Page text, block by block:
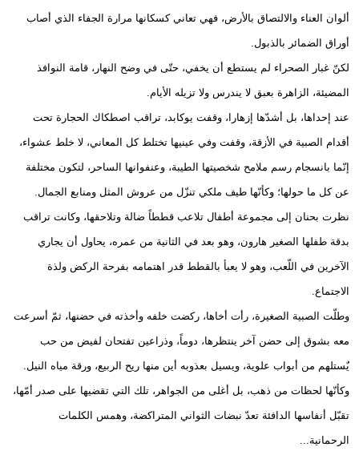
ألوان العناء والالتصاق بالأرض، فهي تعاني كسكانها مرارة الجفاء الذي أصاب
أوراق الضمائر بالذبول.
لكنّ غبار الصحراء لم يستطع أن يخفي، حتّى في وضح النهار، قامة النوافذ
المضيئة، الزاهرة بعبق لا يندرس ولا تزيله الأيام.
عند إحداها، بل أشدّها إزهارا، وقفت يوكابد، تراقب اصطكاك الحجارة تحت
أقدام الصبية في الأزقة، وقفت وفي عينيها تختلط كل المعاني، لا خلط عشواء،
إنّما بانسجام رسم ملامح شخصيتها الطيبة، وعنفوانها الساحر، لتكون مختلفة
عن كل ما حولها؛ وكأنّها طيف ملكي تنزّل من عروش المثل ومنابع الجمال.
نظرت بحنان إلى مجموعة أطفال تلاعب قططاً ضالة وتلاحقها، وكانت تراقب
بدقة طفلها الصغير هارون، وهو بعد في الثانية من عمره، يحاول أن يجاري
الآخرين في اللّعب، وهو لا يعبأ بالقطط قدر اهتمامه بفرحة الركض ولذة
الاجتماع.
وطلّت الصبية الصغيرة، رأت أخاها، ركضت خلفه وأخذته في حضنها، ثمّ أسرعت
معه بشوق إلى حضن آخر ينتظرها، دوماً، وذراعين تفتحان لفيض من حب
يٌستلهم من أبواب علوية، ويسيل بعذوبه أين منها ريح الربيع، ورقة مياه النيل.
وكأنّها لحظات من ذهب، بل أغلى من الجواهر، تلك التي تقضيها على صدر أمّها،
تقبّل أنفاسها الدافئة تعدّ نبضات الثواني المتراكضة، وهمس الكلمات
الرحمانية...